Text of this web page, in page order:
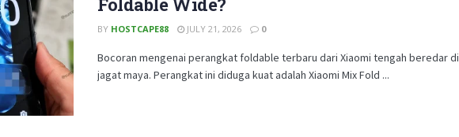
BY HOSTCAPE88 JULY 21, 2026 0
Bocoran mengenai perangkat foldable terbaru dari Xiaomi tengah beredar di
jagat maya. Perangkat ini diduga kuat adalah Xiaomi Mix Fold ...